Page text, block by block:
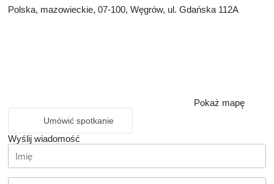
Polska, mazowieckie, 07-100, Węgrów, ul. Gdańska 112A
Pokaż mapę
Umówić spotkanie
Wyślij wiadomość